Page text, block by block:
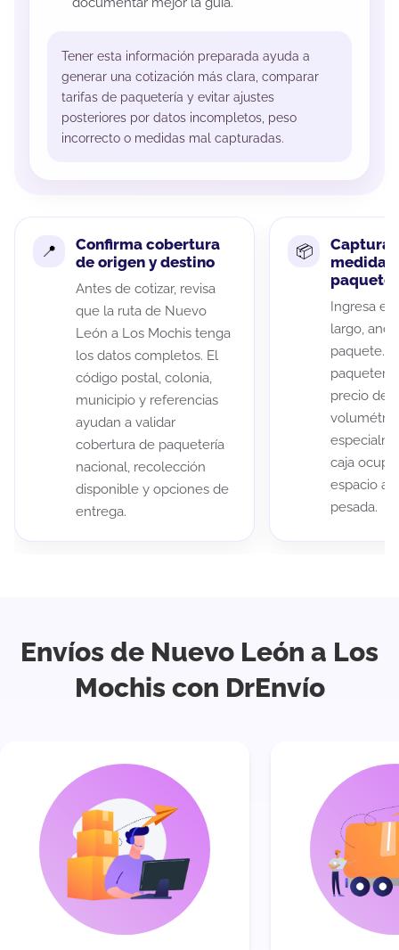
Tener esta información preparada ayuda a
generar una cotización más clara, comparar
tarifas de paquetería y evitar ajustes
posteriores por datos incompletos, peso
incorrecto o medidas mal capturadas.
Confirma cobertura
de origen y destino
Antes de cotizar, revisa
que la ruta de Nuevo
León a Los Mochis tenga
los datos completos. El
código postal, colonia,
municipio y referencias
ayudan a validar
cobertura de paquetería
nacional, recolección
disponible y opciones de
entrega.
Captura
medidas
paquete
Ingresa el
largo,
paquete.
precio de
caja
espacio
pesada.
Envíos de Nuevo León a Los
Mochis con DrEnvío